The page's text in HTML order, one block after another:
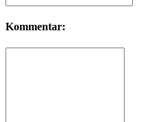
Kommentar: